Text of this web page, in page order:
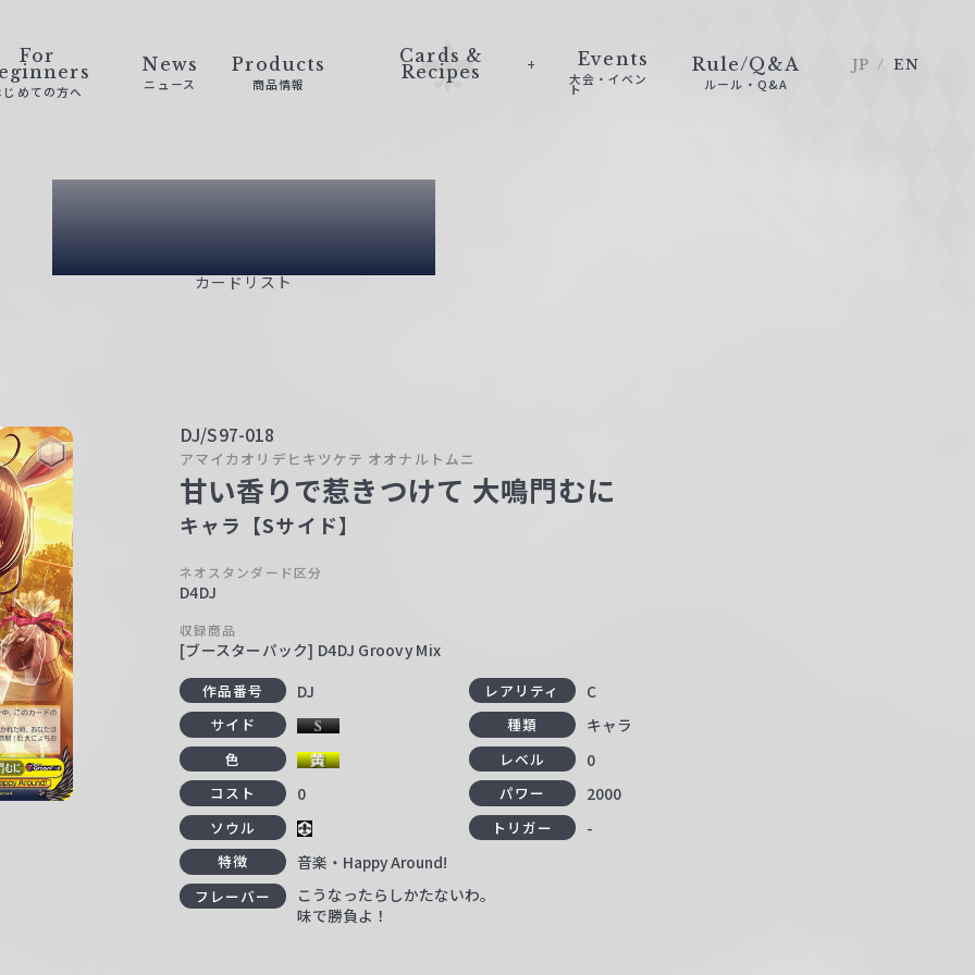
For
じめての方へ
News
ニュース
Products
商品情報
Cards &
Recipes
Events
大会・イベン
ト
Rule/Q&A
ルール・Q&A
JP EN
Card List
カードリスト
DJ/S97-018
アマイカオリデヒキツケテ オオナルトムニ
甘い香りで惹きつけて 大鳴門むに
キャラ【Sサイド】
ネオスタンダード区分
D4DJ
収録商品
[ブースターパック] D4DJ Groovy Mix
作品番号 DJ レアリティ C
サイド 種類 キャラ
色 レベル 0
コスト 0 パワー 2000
ソウル トリガー -
特徴 音楽・Happy Around!
フレーバー
こうなったらしかたないわ。
味で勝負よ！